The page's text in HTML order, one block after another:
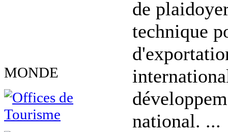
MONDE
de
technique
national. ...